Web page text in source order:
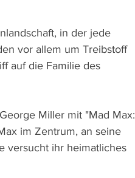
in der jede
vor allem um Treibstoff
auf die Familie des
Miller mit "Mad Max:
im Zentrum, an seine
versucht ihr heimatliches